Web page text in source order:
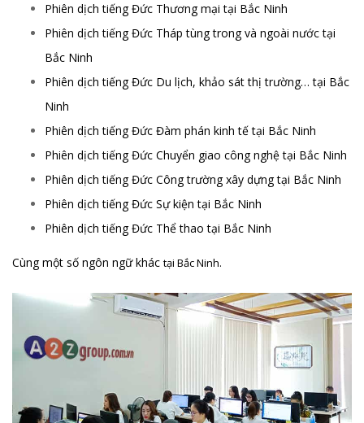
Phiên dịch tiếng Đức Thương mại tại Bắc Ninh
Phiên dịch tiếng Đức Tháp tùng trong và ngoài nước tại
Bắc Ninh
Phiên dịch tiếng Đức Du lịch, khảo sát thị trường… tại Bắc
Ninh
Phiên dịch tiếng Đức Đàm phán kinh tế tại Bắc Ninh
Phiên dịch tiếng Đức Chuyển giao công nghệ tại Bắc Ninh
Phiên dịch tiếng Đức Công trường xây dựng tại Bắc Ninh
Phiên dịch tiếng Đức Sự kiện tại Bắc Ninh
Phiên dịch tiếng Đức Thể thao tại Bắc Ninh
Cùng một số ngôn ngữ khác tại Bắc Ninh.